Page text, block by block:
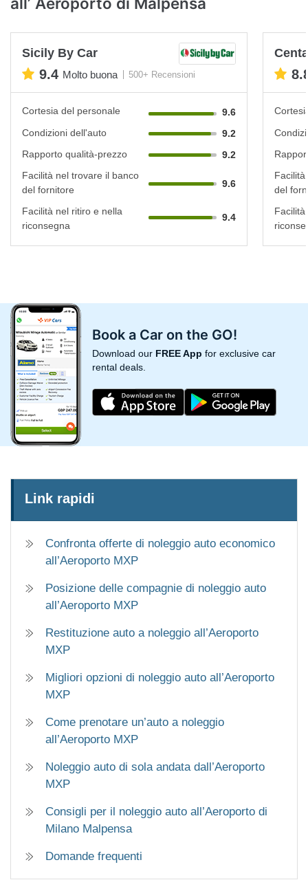
Sicily By Car
9.4 Molto buona 500+ Recensioni
Cortesia del personale
9.6
Condizioni dell'auto
9.2
Rapporto qualità-prezzo
9.2
Facilità nel trovare il banco
del fornitore
9.6
Facilità nel ritiro e nella
riconsegna
9.4
del
Book a Car on the GO!
Download our FREE App for exclusive car
rental deals.
Link rapidi
Confronta offerte di noleggio auto economico
all’Aeroporto MXP
Posizione delle compagnie di noleggio auto
all’Aeroporto MXP
Restituzione auto a noleggio all’Aeroporto
MXP
Migliori opzioni di noleggio auto all’Aeroporto
MXP
Come prenotare un’auto a noleggio
all’Aeroporto MXP
Noleggio auto di sola andata dall’Aeroporto
MXP
Consigli per il noleggio auto all’Aeroporto di
Milano Malpensa
Domande frequenti